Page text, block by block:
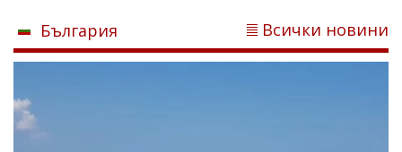
България Всички новини